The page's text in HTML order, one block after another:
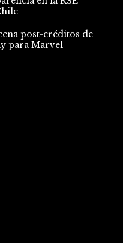
post-créditos de
para Marvel